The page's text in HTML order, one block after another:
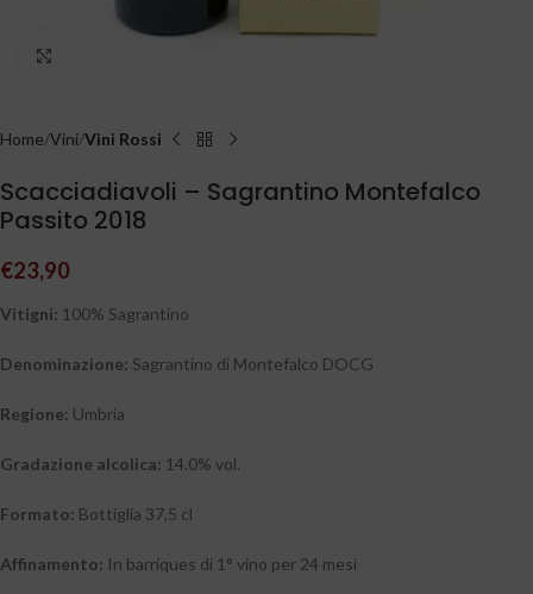
Home Vini Vini Rossi
Scacciadiavoli – Sagrantino Montefalco
Passito 2018
€23,90
Vitigni: 100% Sagrantino
Denominazione: Sagrantino di Montefalco DOCG
Regione: Umbria
Gradazione alcolica: 14.0% vol.
Formato: Bottiglia 37,5 cl
Affinamento: In barriques di 1° vino per 24 mesi